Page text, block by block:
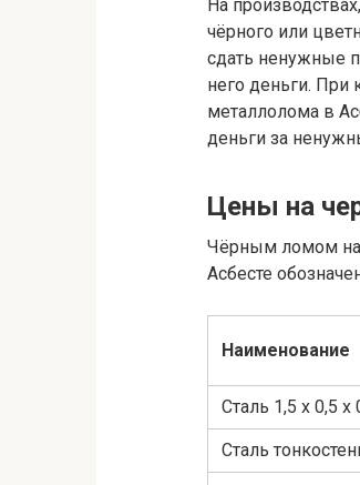
На
чёрного или
сдать ненужные
него деньги. При
металлолома в
деньги за
Цены на
Чёрным ломом
Асбесте
Наименование
Сталь 1,5 х 0,5
Сталь